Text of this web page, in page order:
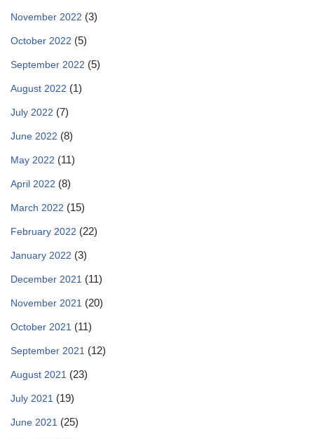
November 2022 (3)
October 2022 (5)
September 2022 (5)
August 2022 (1)
July 2022 (7)
June 2022 (8)
May 2022 (11)
April 2022 (8)
March 2022 (15)
February 2022 (22)
January 2022 (3)
December 2021 (11)
November 2021 (20)
October 2021 (11)
September 2021 (12)
August 2021 (23)
July 2021 (19)
June 2021 (25)